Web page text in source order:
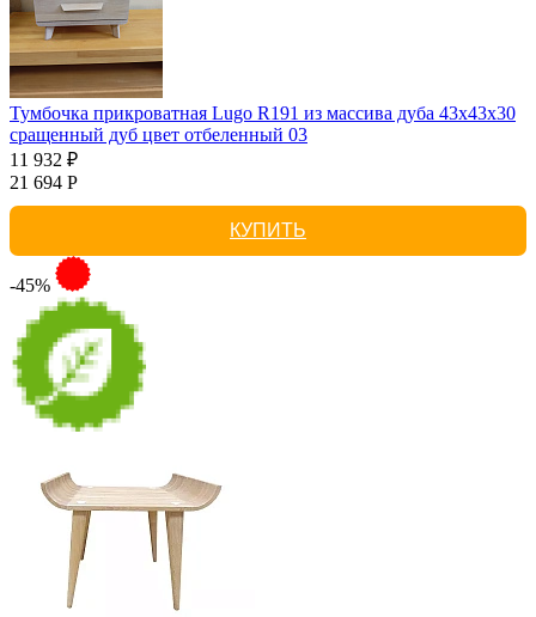
Тумбочка прикроватная Lugo R191 из массива дуба 43х43х30
сращенный дуб цвет отбеленный 03
11 932 ₽
21 694 Р
КУПИТЬ
-45%